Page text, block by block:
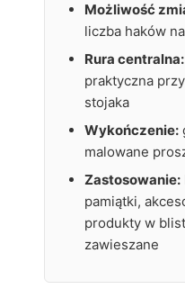
Możliwość
liczba haków
Rura centralna:
praktyczna
stojaka
Wykończenie:
malowane
Zastosowanie:
pamiątki,
produkty w
zawieszane